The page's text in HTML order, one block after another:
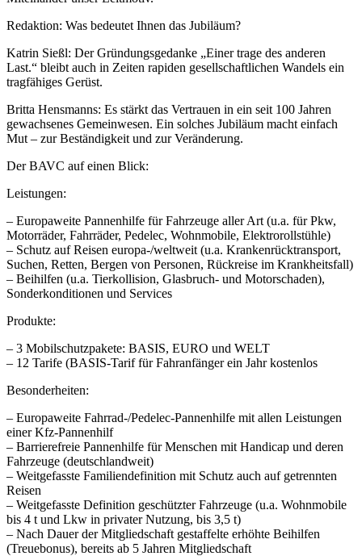
Redaktion: Was bedeutet Ihnen das Jubiläum?
Katrin Sießl: Der Gründungsgedanke „Einer trage des anderen
Last.“ bleibt auch in Zeiten rapiden gesellschaftlichen Wandels ein
tragfähiges Gerüst.
Britta Hensmanns: Es stärkt das Vertrauen in ein seit 100 Jahren
gewachsenes Gemeinwesen. Ein solches Jubiläum macht einfach
Mut – zur Beständigkeit und zur Veränderung.
Der BAVC auf einen Blick:
Leistungen:
– Europaweite Pannenhilfe für Fahrzeuge aller Art (u.a. für Pkw,
Motorräder, Fahrräder, Pedelec, Wohnmobile, Elektrorollstühle)
– Schutz auf Reisen europa-/weltweit (u.a. Krankenrücktransport,
Suchen, Retten, Bergen von Personen, Rückreise im Krankheitsfall)
– Beihilfen (u.a. Tierkollision, Glasbruch- und Motorschaden),
Sonderkonditionen und Services
Produkte:
– 3 Mobilschutzpakete: BASIS, EURO und WELT
– 12 Tarife (BASIS-Tarif für Fahranfänger ein Jahr kostenlos
Besonderheiten:
– Europaweite Fahrrad-/Pedelec-Pannenhilfe mit allen Leistungen
einer Kfz-Pannenhilf
– Barrierefreie Pannenhilfe für Menschen mit Handicap und deren
Fahrzeuge (deutschlandweit)
– Weitgefasste Familiendefinition mit Schutz auch auf getrennten
Reisen
– Weitgefasste Definition geschützter Fahrzeuge (u.a. Wohnmobile
bis 4 t und Lkw in privater Nutzung, bis 3,5 t)
– Nach Dauer der Mitgliedschaft gestaffelte erhöhte Beihilfen
(Treuebonus), bereits ab 5 Jahren Mitgliedschaft